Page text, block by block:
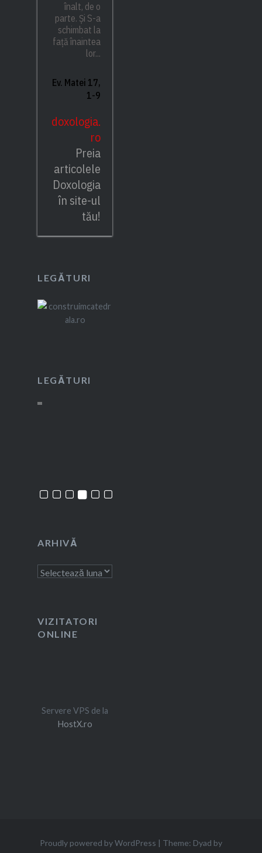
înalt, de o
parte. Și S-a
schimbat la
față înaintea
lor...
Ev. Matei 17,
1-9
doxologia.
ro
Preia
articolele
Doxologia
în site-ul
tău!
LEGĂTURI
LEGĂTURI
ARHIVĂ
Arhivă
VIZITATORI
ONLINE
Servere VPS de la
HostX.ro
Proudly powered by WordPress | Theme: Dyad by